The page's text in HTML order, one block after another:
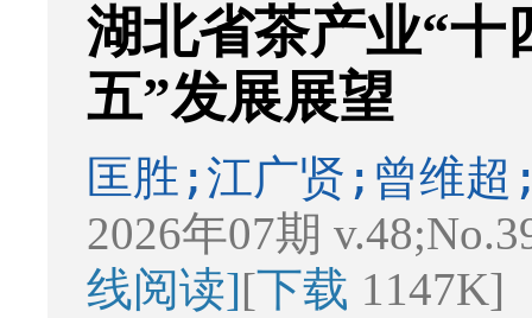
湖北省茶产业“十
五”发展展望
匡胜;江广贤;曾维
2026年07期
线阅读][下载 1147K]